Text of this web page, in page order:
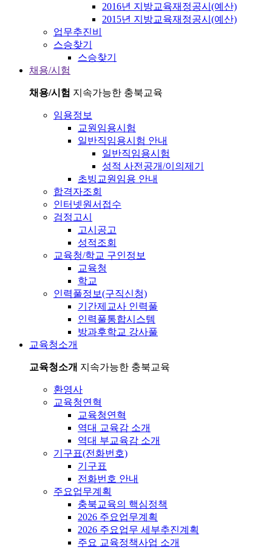
2016년 지방교육재정공시(예산)
2015년 지방교육재정공시(예산)
업무추진비
스승찾기
스승찾기
채용/시험
채용/시험 지속가능한 충북교육
임용정보
교원임용시험
일반직임용시험 안내
일반직임용시험
성적 사전공개/이의제기
초빙교원임용 안내
합격자조회
인터넷원서접수
검정고시
고시공고
성적조회
교육청/학교 구인정보
교육청
학교
인력풀정보(구직신청)
기간제교사 인력풀
인력풀통합시스템
방과후학교 강사풀
교육청소개
교육청소개 지속가능한 충북교육
환영사
교육청연혁
교육청연혁
역대 교육감 소개
역대 부교육감 소개
기구표(전화번호)
기구표
전화번호 안내
주요업무계획
충북교육의 핵심정책
2026 주요업무계획
2026 주요업무 세부추진계획
주요 교육정책사업 소개